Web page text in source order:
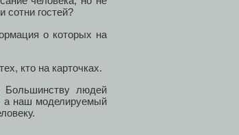
сотни гостей?
о которых на
кто на карточках.
Большинству людей
а наш моделируемый